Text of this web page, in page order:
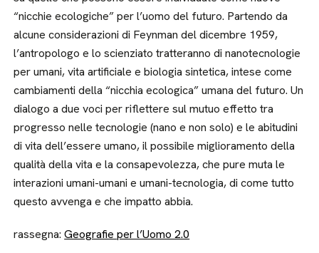
“nicchie ecologiche” per l’uomo del futuro. Partendo da
alcune considerazioni di Feynman del dicembre 1959,
l’antropologo e lo scienziato tratteranno di nanotecnologie
per umani, vita artificiale e biologia sintetica, intese come
cambiamenti della “nicchia ecologica” umana del futuro. Un
dialogo a due voci per riflettere sul mutuo effetto tra
progresso nelle tecnologie (nano e non solo) e le abitudini
di vita dell’essere umano, il possibile miglioramento della
qualità della vita e la consapevolezza, che pure muta le
interazioni umani-umani e umani-tecnologia, di come tutto
questo avvenga e che impatto abbia.
rassegna:Geografie per l’Uomo 2.0